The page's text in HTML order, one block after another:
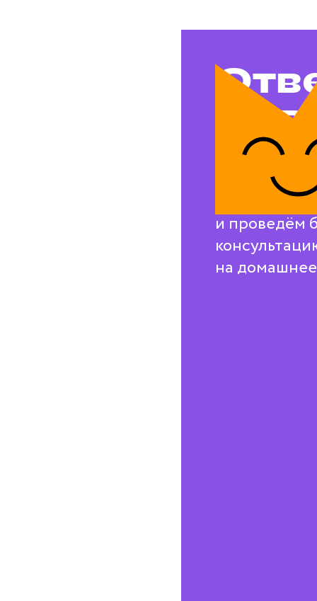
на
Свяжемся с
и проведём
на